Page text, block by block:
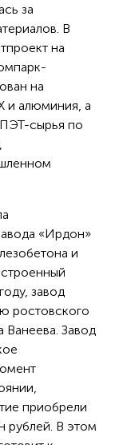
за
В
на
на
и алюминия, а
сырья по
«Ирдон»
и
завод
ростовского
Ванеева. Завод
приобрели
рублей. В этом